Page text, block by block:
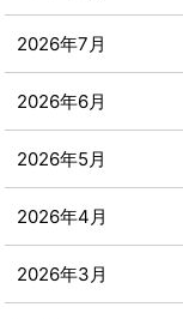
2026年7月
2026年6月
2026年5月
2026年4月
2026年3月